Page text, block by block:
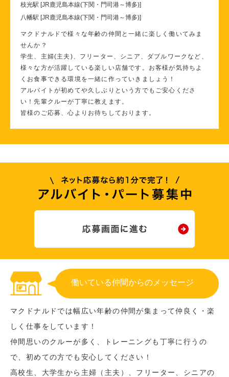
枝光駅 [JR鹿児島本線(下関・門司港～博多)]
八幡駅 [JR鹿児島本線(下関・門司港～博多)]
マクドナルドで様々な年齢の仲間と一緒に楽しく働いてみま
せんか？
学生、主婦(主夫)、フリーター、シニア、ダブルワークなど、
様々な方が活躍している楽しい店舗です。お客様が気持ちよ
くお食事できる環境を一緒に作っていきましょう！
アルバイトが初めてや久しぶりという方でもご安心くださ
い！先輩クルーが丁寧に教えます。
皆様のご応募、心よりお待ちしております。
働いている仲間からのメッセージ
マクドナルドでは幅広い年齢の仲間が集まって仲良く・楽
しく仕事をしています！
仲間思いのクルーが多く、トレーニングも丁寧に行うの
で、初めての方でも安心してください！
高校生、大学生から主婦（主夫）、フリーター、シニアの